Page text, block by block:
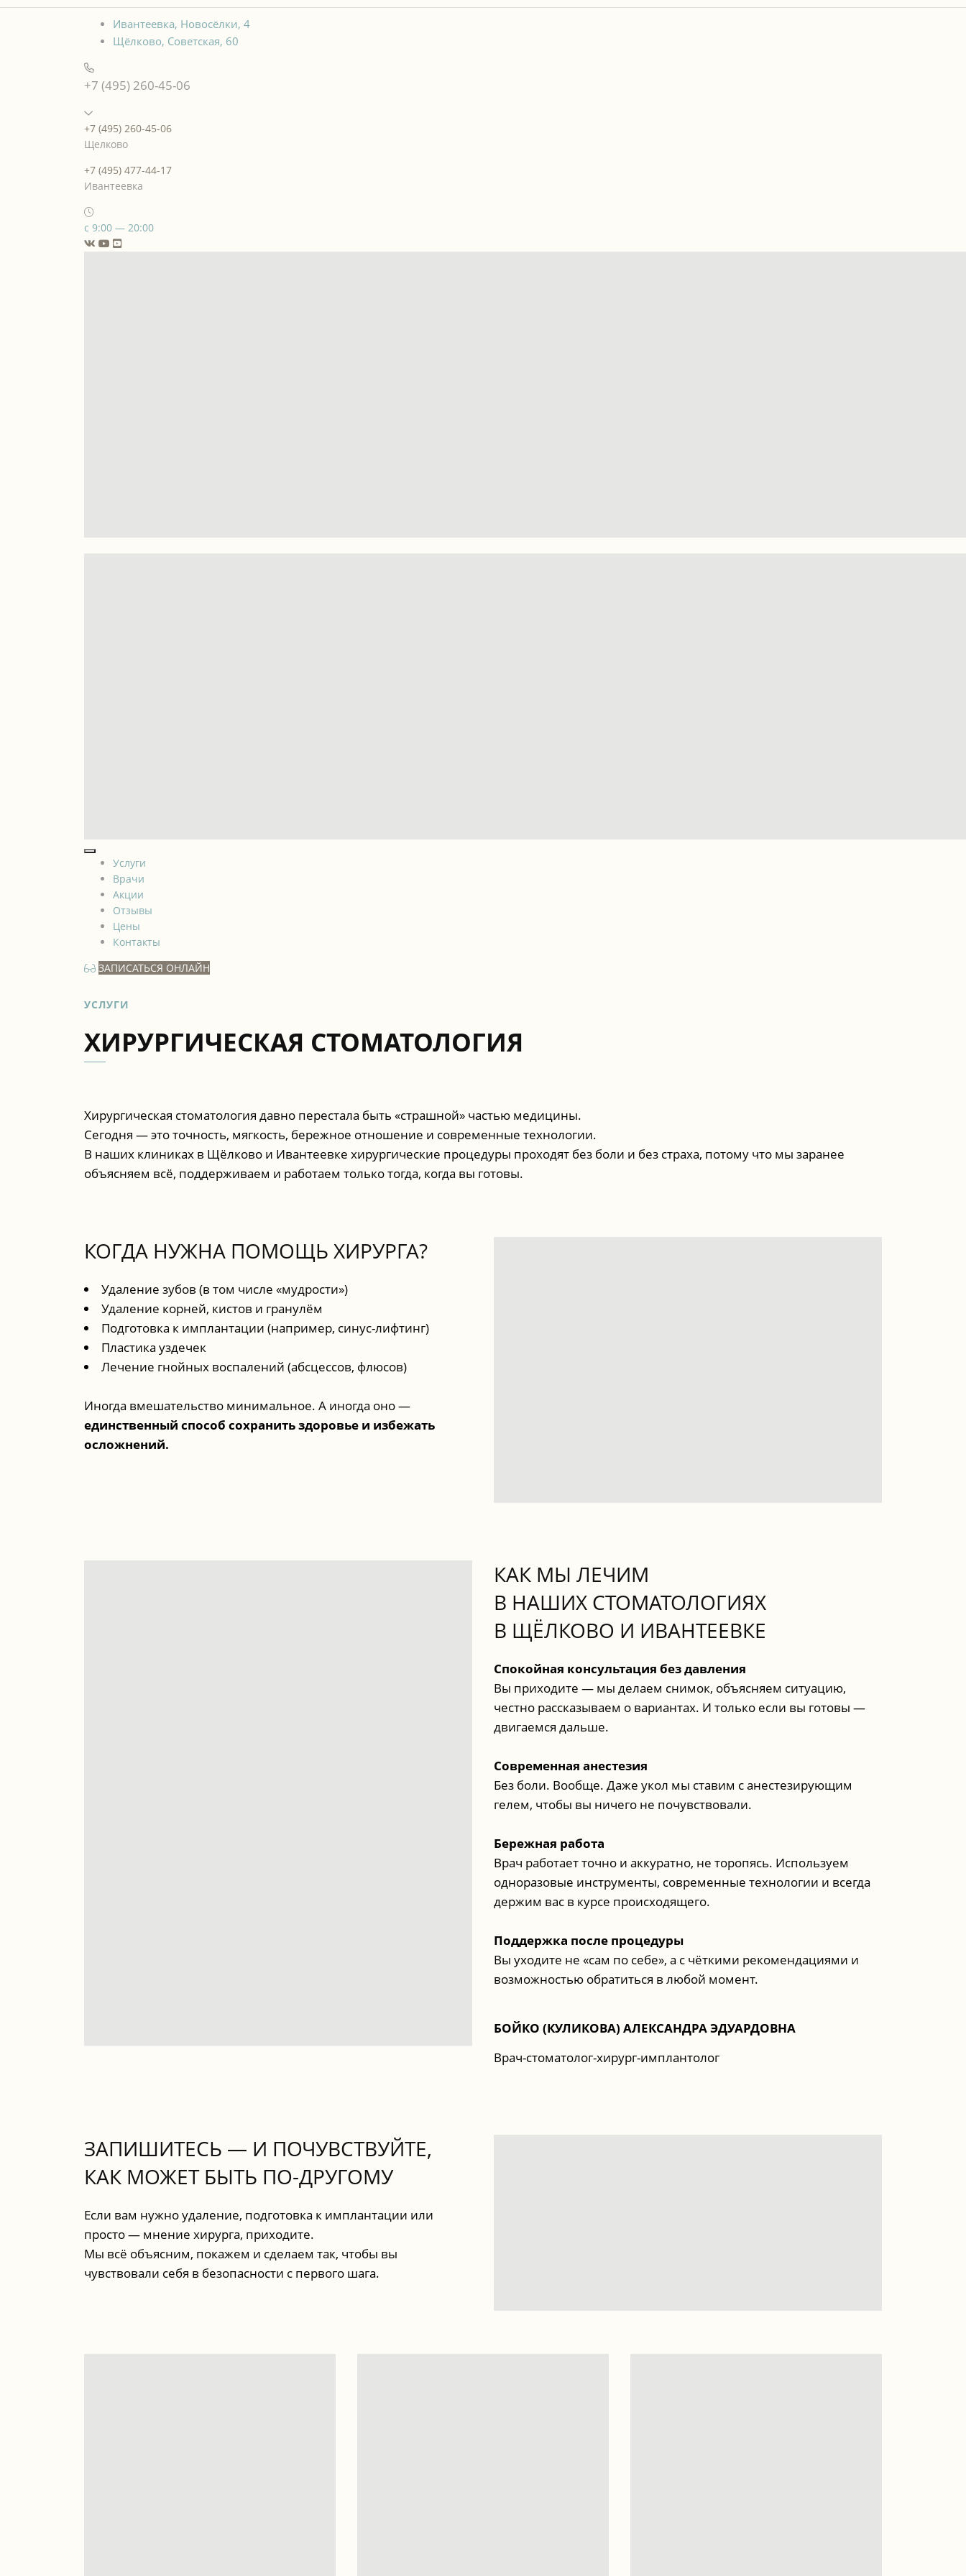
Ивантеевка, Новосёлки, 4
Щёлково, Советская, 60
+7 (495) 260-45-06
+7 (495) 260-45-06
Щелково
+7 (495) 477-44-17
Ивантеевка
с 9:00 — 20:00
Услуги
Врачи
Акции
Отзывы
Цены
Контакты
ЗАПИСАТЬСЯ ОНЛАЙН
УСЛУГИ
ХИРУРГИЧЕСКАЯ СТОМАТОЛОГИЯ
Хирургическая стоматология давно перестала быть «страшной» частью медицины.
Сегодня — это точность, мягкость, бережное отношение и современные технологии.
В наших клиниках в Щёлково и Ивантеевке хирургические процедуры проходят без боли и без страха, потому что мы заранее
объясняем всё, поддерживаем и работаем только тогда, когда вы готовы.
КОГДА НУЖНА ПОМОЩЬ ХИРУРГА?
Удаление зубов (в том числе «мудрости»)
Удаление корней, кистов и гранулём
Подготовка к имплантации (например, синус-лифтинг)
Пластика уздечек
Лечение гнойных воспалений (абсцессов, флюсов)
Иногда вмешательство минимальное. А иногда оно —
единственный способ сохранить здоровье и избежать
осложнений.
КАК МЫ ЛЕЧИМ
В НАШИХ СТОМАТОЛОГИЯХ
В ЩЁЛКОВО И ИВАНТЕЕВКЕ
Спокойная консультация без давления
Вы приходите — мы делаем снимок, объясняем ситуацию,
честно рассказываем о вариантах. И только если вы готовы —
двигаемся дальше.
Современная анестезия
Без боли. Вообще. Даже укол мы ставим с анестезирующим
гелем, чтобы вы ничего не почувствовали.
Бережная работа
Врач работает точно и аккуратно, не торопясь. Используем
одноразовые инструменты, современные технологии и всегда
держим вас в курсе происходящего.
Поддержка после процедуры
Вы уходите не «сам по себе», а с чёткими рекомендациями и
возможностью обратиться в любой момент.
БОЙКО (КУЛИКОВА) АЛЕКСАНДРА ЭДУАРДОВНА
Врач-стоматолог-хирург-имплантолог
ЗАПИШИТЕСЬ — И ПОЧУВСТВУЙТЕ,
КАК МОЖЕТ БЫТЬ ПО-ДРУГОМУ
Если вам нужно удаление, подготовка к имплантации или
просто — мнение хирурга, приходите.
Мы всё объясним, покажем и сделаем так, чтобы вы
чувствовали себя в безопасности с первого шага.